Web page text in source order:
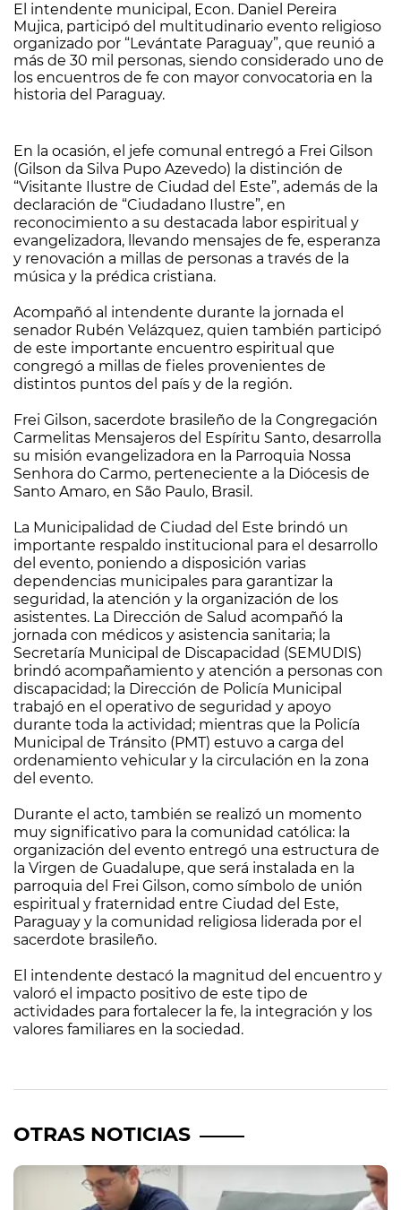
El intendente municipal, Econ. Daniel Pereira
Mujica, participó del multitudinario evento religioso
organizado por “Levántate Paraguay”, que reunió a
más de 30 mil personas, siendo considerado uno de
los encuentros de fe con mayor convocatoria en la
historia del Paraguay.
En la ocasión, el jefe comunal entregó a Frei Gilson
(Gilson da Silva Pupo Azevedo) la distinción de
“Visitante Ilustre de Ciudad del Este”, además de la
declaración de “Ciudadano Ilustre”, en
reconocimiento a su destacada labor espiritual y
evangelizadora, llevando mensajes de fe, esperanza
y renovación a millas de personas a través de la
música y la prédica cristiana.
Acompañó al intendente durante la jornada el
senador Rubén Velázquez, quien también participó
de este importante encuentro espiritual que
congregó a millas de fieles provenientes de
distintos puntos del país y de la región.
Frei Gilson, sacerdote brasileño de la Congregación
Carmelitas Mensajeros del Espíritu Santo, desarrolla
su misión evangelizadora en la Parroquia Nossa
Senhora do Carmo, perteneciente a la Diócesis de
Santo Amaro, en São Paulo, Brasil.
La Municipalidad de Ciudad del Este brindó un
importante respaldo institucional para el desarrollo
del evento, poniendo a disposición varias
dependencias municipales para garantizar la
seguridad, la atención y la organización de los
asistentes. La Dirección de Salud acompañó la
jornada con médicos y asistencia sanitaria; la
Secretaría Municipal de Discapacidad (SEMUDIS)
brindó acompañamiento y atención a personas con
discapacidad; la Dirección de Policía Municipal
trabajó en el operativo de seguridad y apoyo
durante toda la actividad; mientras que la Policía
Municipal de Tránsito (PMT) estuvo a carga del
ordenamiento vehicular y la circulación en la zona
del evento.
Durante el acto, también se realizó un momento
muy significativo para la comunidad católica: la
organización del evento entregó una estructura de
la Virgen de Guadalupe, que será instalada en la
parroquia del Frei Gilson, como símbolo de unión
espiritual y fraternidad entre Ciudad del Este,
Paraguay y la comunidad religiosa liderada por el
sacerdote brasileño.
El intendente destacó la magnitud del encuentro y
valoró el impacto positivo de este tipo de
actividades para fortalecer la fe, la integración y los
valores familiares en la sociedad.
OTRAS NOTICIAS